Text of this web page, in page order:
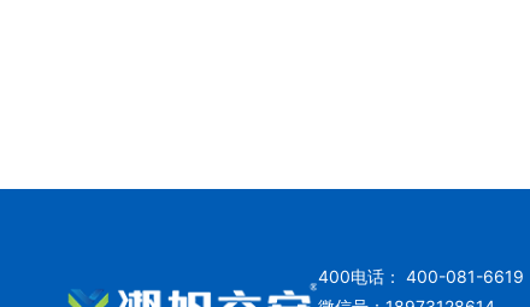
400电话： 400-081-6619